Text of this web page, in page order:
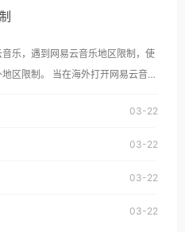
样，出现地区及版权限制问题，且
这个问题的朋友们，
器，即可解决「海外用户收听腾讯
大、澳大利亚、欧洲等国家和地区
乐，遇到网易云音乐地区限制，使
海外打开网易云音
利亚、欧洲等国家和地区时，网易
大陆地区播放。 遇到这个问题
地区版权限制」的问题，无论人在
03-22
03-22
03-22
03-22